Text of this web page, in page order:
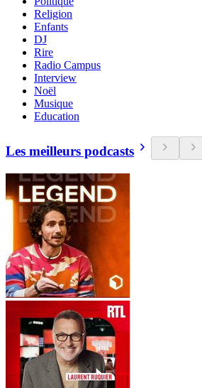
Religion
Enfants
DJ
Rire
Radio Campus
Interview
Noël
Musique
Education
Les meilleurs podcasts